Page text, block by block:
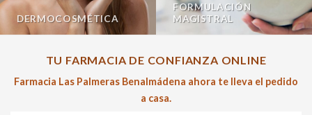
DERMOCOSMÉTICA
FORMULACIÓN
MAGISTRAL
TU FARMACIA DE CONFIANZA ONLINE
Farmacia Las Palmeras Benalmádena ahora te lleva el pedido
a casa.